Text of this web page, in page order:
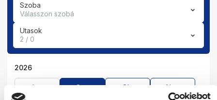
Szoba
Válasszon szobá
Utasok
2 / 0
2026
Aug Sze Okt Nov